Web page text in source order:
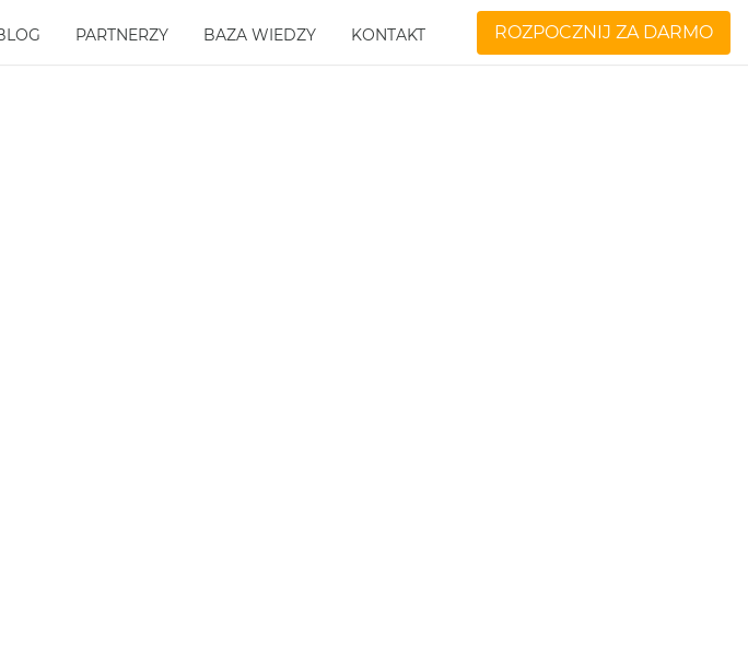
PARTNERZY BAZA WIEDZY KONTAKT ROZPOCZNIJ ZA DARMO